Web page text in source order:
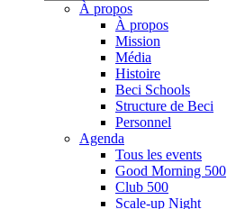
À propos
À propos
Mission
Média
Histoire
Beci Schools
Structure de Beci
Personnel
Agenda
Tous les events
Good Morning 500
Club 500
Scale-up Night